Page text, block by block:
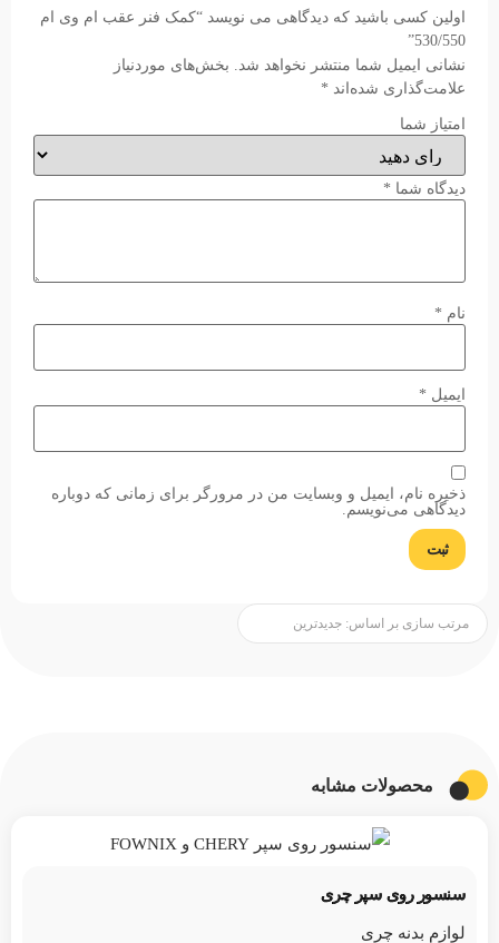
اولین کسی باشید که دیدگاهی می نویسد “کمک فنر عقب ام وی ام
530/550”
نشانی ایمیل شما منتشر نخواهد شد. بخش‌های موردنیاز
علامت‌گذاری شده‌اند *
امتیاز شما
دیدگاه شما *
نام *
ایمیل *
ذخیره نام، ایمیل و وبسایت من در مرورگر برای زمانی که دوباره
دیدگاهی می‌نویسم.
محصولات مشابه
سنسور روی سپر چری
لوازم بدنه چری